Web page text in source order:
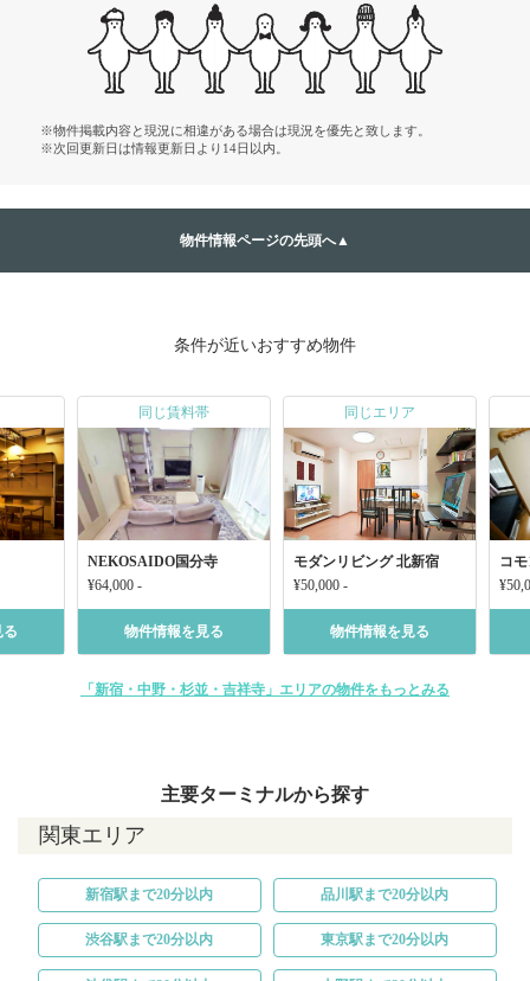
※物件掲載内容と現況に相違がある場合は現況を優先と致します。
※次回更新日は情報更新日より14日以内。
物件情報ページの先頭へ▲
条件が近いおすすめ物件
る
同じ賃料帯
NEKOSAIDO国分寺
¥64,000 -
物件情報を見る
同じエリア
モダンリビング 北新宿
¥50,000 -
物件情報を見る
コ
「新宿・中野・杉並・吉祥寺」エリアの物件をもっとみる
主要ターミナルから探す
関東エリア
新宿駅まで20分以内 品川駅まで20分以内
渋谷駅まで20分以内 東京駅まで20分以内